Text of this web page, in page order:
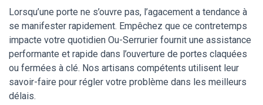
Lorsqu’une porte ne s’ouvre pas, l’agacement a tendance à
se manifester rapidement. Empêchez que ce contretemps
impacte votre quotidien Ou-Serrurier fournit une assistance
performante et rapide dans l’ouverture de portes claquées
ou fermées à clé. Nos artisans compétents utilisent leur
savoir-faire pour régler votre problème dans les meilleurs
délais.